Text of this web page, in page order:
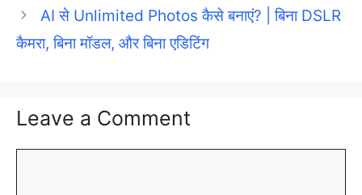
AI से Unlimited Photos कैसे बनाएं? | बिना DSLR
कैमरा, बिना मॉडल, और बिना एडिटिंग
Leave a Comment